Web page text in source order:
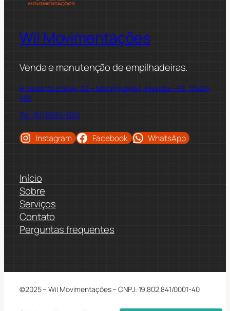
Wil Movimentações
Venda e manutenção de empilhadeiras.
R. Noventa e Nove, 02 – Maranguape II, Paulista – PE, 53421-
480
Tel: (81)98811-5021
Instagram Facebook WhatsApp
Início
Sobre
Serviços
Contato
Perguntas frequentes
©2025 – Wil Movimentações – CNPJ: 19.802.841/0001-40